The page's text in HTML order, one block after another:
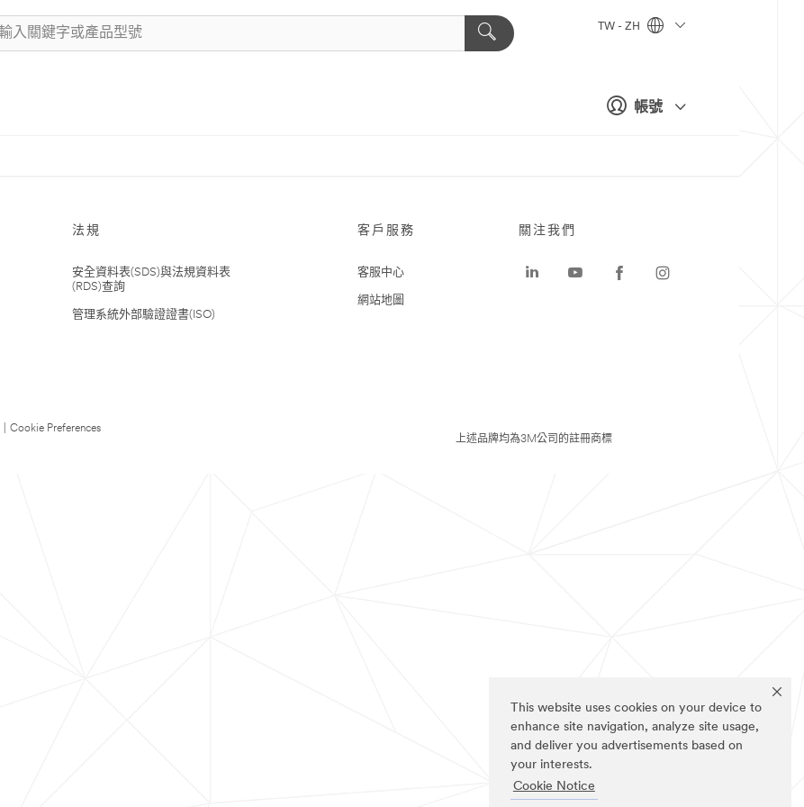
This website uses cookies on your device to
enhance site navigation, analyze site usage,
and deliver you advertisements based on
your interests.
Cookie Notice
帳號
TW - ZH
法規
安全資料表(SDS)與法規資料表
(RDS)查詢
管理系統外部驗證證書(ISO)
客戶服務
客服中心
網站地圖
Cookie Preferences
關注我們
上述品牌均為3M公司的註冊商標